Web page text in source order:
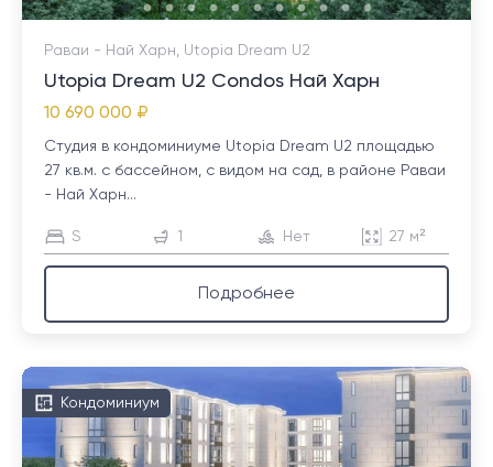
Раваи - Най Харн, Utopia Dream U2
Utopia Dream U2 Condos Най Харн
10 690 000 ₽
Студия в кондоминиуме Utopia Dream U2 площадью
27 кв.м. с бассейном, с видом на сад, в районе Раваи
- Най Харн...
S 1 Нет 27 м²
Подробнее
Кондоминиум